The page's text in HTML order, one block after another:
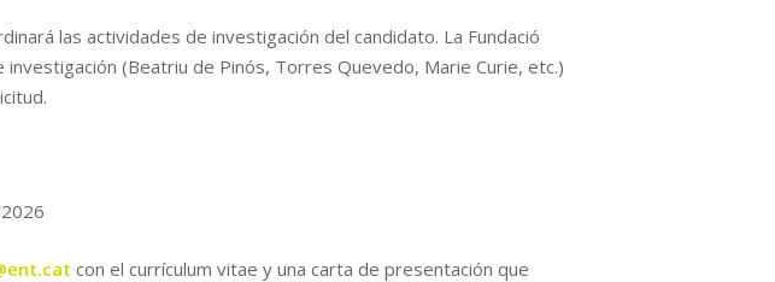
las actividades de investigación del candidato. La Fundació
(Beatriu de Pinós, Torres Quevedo, Marie Curie, etc.)
con el currículum vitae y una carta de presentación que